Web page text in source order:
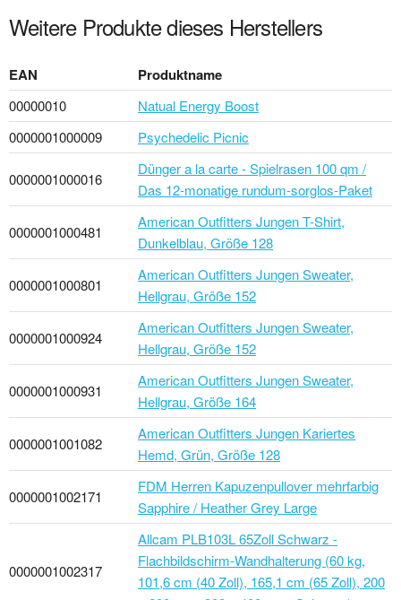
Weitere Produkte dieses Herstellers
EAN Produktname
00000010
Natual Energy Boost
0000001000009
Psychedelic Picnic
0000001000016
Dünger a la carte - Spielrasen 100 qm /
Das 12-monatige rund­um-sorg­los-Pa­ket
0000001000481
American Outfitters Jungen T-Shirt,
Dunkelblau, Größe 128
0000001000801
American Outfitters Jungen Sweater,
Hellgrau, Größe 152
0000001000924
American Outfitters Jungen Sweater,
Hellgrau, Größe 152
0000001000931
American Outfitters Jungen Sweater,
Hellgrau, Größe 164
0000001001082
American Outfitters Jungen Kariertes
Hemd, Grün, Größe 128
0000001002171
FDM Herren Kapuzenpullover mehrfarbig
Sapphire / Heather Grey Large
0000001002317
Allcam PLB103L 65Zoll Schwarz -
Flachbildschirm-Wandhalterung (60 kg,
101,6 cm (40 Zoll), 165,1 cm (65 Zoll), 200